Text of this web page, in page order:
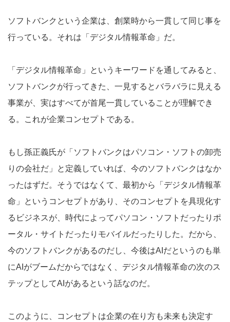
ソフトバンクという企業は、創業時から一貫して同じ事を
行っている。それは「デジタル情報革命」だ。
「デジタル情報革命」というキーワードを通してみると、
ソフトバンクが行ってきた、一見するとバラバラに見える
事業が、実はすべてが首尾一貫していることが理解でき
る。これが企業コンセプトである。
もし孫正義氏が「ソフトバンクはパソコン・ソフトの卸売
りの会社だ」と定義していれば、今のソフトバンクはなか
ったはずだ。そうではなくて、最初から「デジタル情報革
命」というコンセプトがあり、そのコンセプトを具現化す
るビジネスが、時代によってパソコン・ソフトだったりポ
ータル・サイトだったりモバイルだったりした。だから、
今のソフトバンクがあるのだし、今後はAIだというのも単
にAIがブームだからではなく、デジタル情報革命の次のス
テップとしてAIがあるという話なのだ。
このように、コンセプトは企業の在り方も未来も決定す